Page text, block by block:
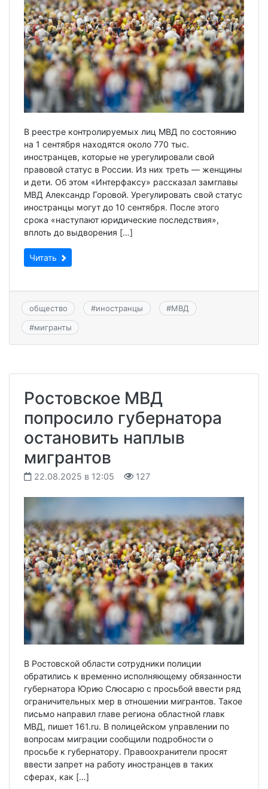
В реестре контролируемых лиц МВД по состоянию
на 1 сентября находятся около 770 тыс.
иностранцев, которые не урегулировали свой
правовой статус в России. Из них треть — женщины
и дети. Об этом «Интерфаксу» рассказал замглавы
МВД Александр Горовой. Урегулировать свой статус
иностранцы могут до 10 сентября. После этого
срока «наступают юридические последствия»,
вплоть до выдворения […]
Читать
общество #иностранцы #МВД
#мигранты
Ростовское МВД
попросило губернатора
остановить наплыв
мигрантов
22.08.2025 в 12:05 127
В Ростовской области сотрудники полиции
обратились к временно исполняющему обязанности
губернатора Юрию Слюсарю с просьбой ввести ряд
ограничительных мер в отношении мигрантов. Такое
письмо направил главе региона областной главк
МВД, пишет 161.ru. В полицейском управлении по
вопросам миграции сообщили подробности о
просьбе к губернатору. Правоохранители просят
ввести запрет на работу иностранцев в таких
сферах, как […]